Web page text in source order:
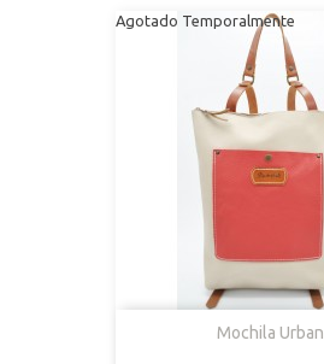
Mochila Urban
Agotado Temporalmente